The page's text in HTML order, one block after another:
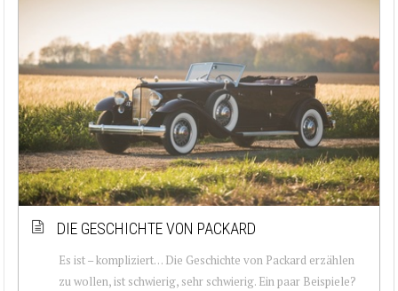
DIE GESCHICHTE VON PACKARD
Es ist – kompliziert… Die Geschichte von Packard erzählen
zu wollen, ist schwierig, sehr schwierig. Ein paar Beispiele?